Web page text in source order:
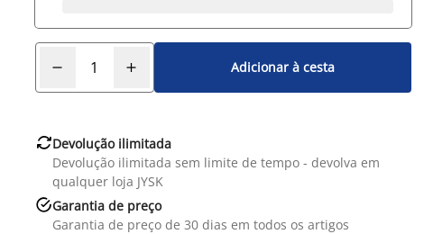
Adicionar à cesta
Devolução ilimitada
Devolução ilimitada sem limite de tempo - devolva em
qualquer loja JYSK
Garantia de preço
Garantia de preço de 30 dias em todos os artigos